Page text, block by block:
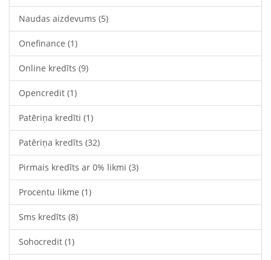
Naudas aizdevums (5)
Onefinance (1)
Online kredīts (9)
Opencredit (1)
Patēriņa kredīti (1)
Patēriņa kredīts (32)
Pirmais kredīts ar 0% likmi (3)
Procentu likme (1)
Sms kredīts (8)
Sohocredit (1)